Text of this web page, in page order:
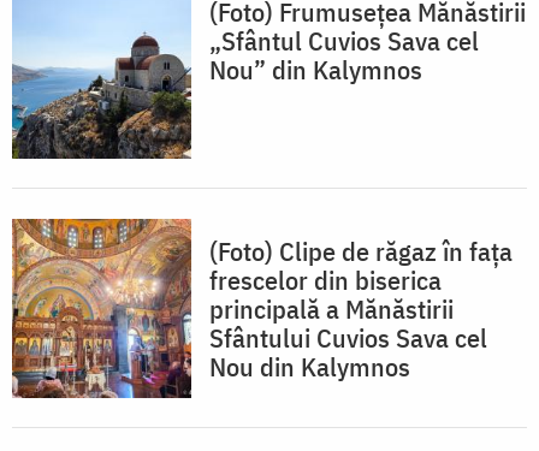
(Foto) Frumusețea Mănăstirii
„Sfântul Cuvios Sava cel
Nou” din Kalymnos
(Foto) Clipe de răgaz în fața
frescelor din biserica
principală a Mănăstirii
Sfântului Cuvios Sava cel
Nou din Kalymnos